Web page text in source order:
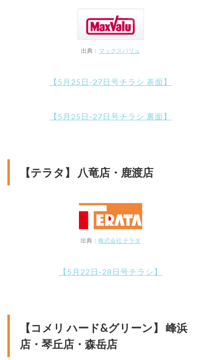
出典： マックスバリュ
【5月25日-27日号チラシ 表面】
【5月25日-27日号チラシ 裏面】
【テラタ】 八竜店・鹿渡店
出典： 株式会社 テラタ
【5月22日-28日号チラシ】
【コメリ ハード&グリーン】 峰浜
店・琴丘店・森岳店